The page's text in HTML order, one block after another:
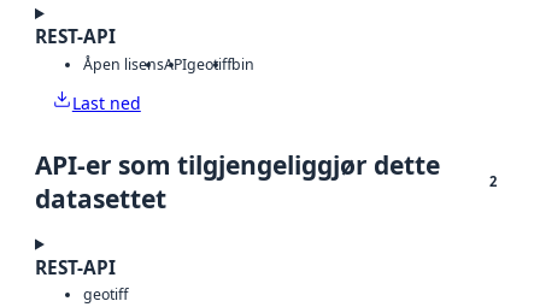
REST-API
Åpen lisensAPIgeotiffbin
Last ned
API-er som tilgjengeliggjør dette
datasettet
2
REST-API
geotiff